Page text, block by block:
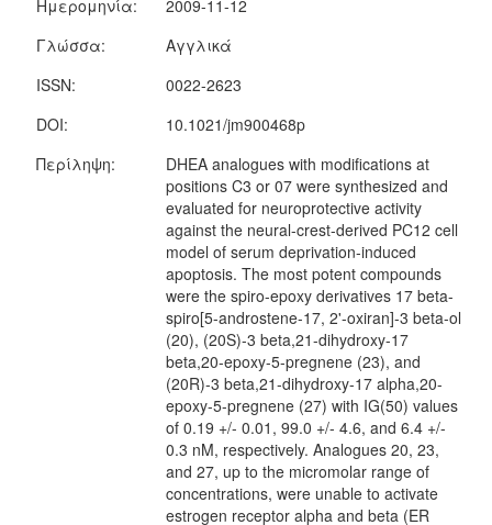
Ημερομηνία:
2009-11-12
Γλώσσα:
Αγγλικά
ISSN:
0022-2623
DOI:
10.1021/jm900468p
Περίληψη:
DHEA analogues with modifications at
positions C3 or 07 were synthesized and
evaluated for neuroprotective activity
against the neural-crest-derived PC12 cell
model of serum deprivation-induced
apoptosis. The most potent compounds
were the spiro-epoxy derivatives 17 beta-
spiro[5-androstene-17, 2'-oxiran]-3 beta-ol
(20), (20S)-3 beta,21-dihydroxy-17
beta,20-epoxy-5-pregnene (23), and
(20R)-3 beta,21-dihydroxy-17 alpha,20-
epoxy-5-pregnene (27) with IG(50) values
of 0.19 +/- 0.01, 99.0 +/- 4.6, and 6.4 +/-
0.3 nM, respectively. Analogues 20, 23,
and 27, up to the micromolar range of
concentrations, were unable to activate
estrogen receptor alpha and beta (ER